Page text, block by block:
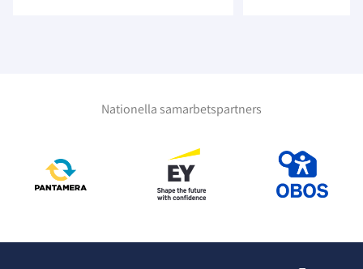
Nationella samarbetspartners